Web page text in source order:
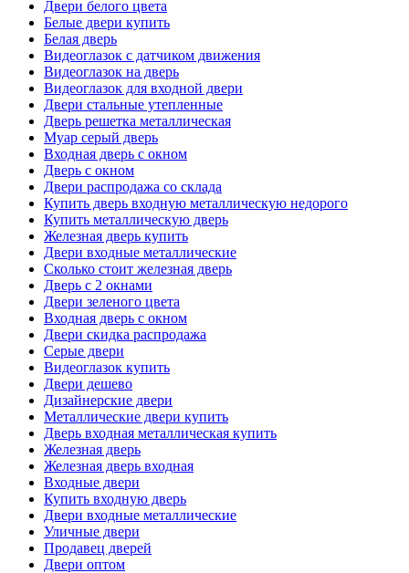
Двери белого цвета
Белые двери купить
Белая дверь
Видеоглазок с датчиком движения
Видеоглазок на дверь
Видеоглазок для входной двери
Двери стальные утепленные
Дверь решетка металлическая
Муар серый дверь
Входная дверь с окном
Дверь с окном
Двери распродажа со склада
Купить дверь входную металлическую недорого
Купить металлическую дверь
Железная дверь купить
Двери входные металлические
Сколько стоит железная дверь
Дверь с 2 окнами
Двери зеленого цвета
Входная дверь с окном
Двери скидка распродажа
Серые двери
Видеоглазок купить
Двери дешево
Дизайнерские двери
Металлические двери купить
Дверь входная металлическая купить
Железная дверь
Железная дверь входная
Входные двери
Купить входную дверь
Двери входные металлические
Уличные двери
Продавец дверей
Двери оптом